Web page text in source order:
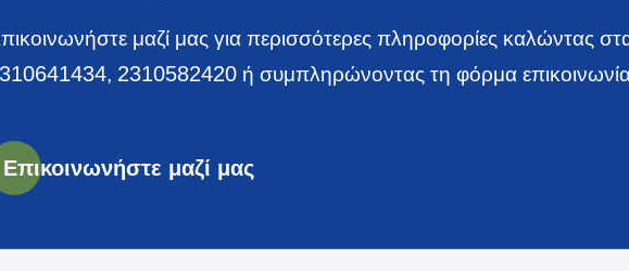
μαζί μας για περισσότερες πληροφορίες καλώντας
, 2310582420 ή συμπληρώνοντας τη φόρμα
Επικοινωνήστε μαζί μας